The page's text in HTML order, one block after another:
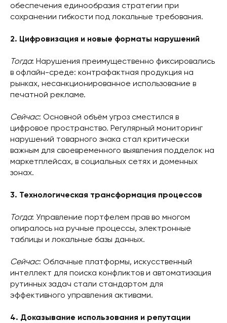
обеспечения единообразия стратегии при
сохранении гибкости под локальные требования.
2. Цифровизация и новые форматы нарушений
Тогда: Нарушения преимущественно фиксировались
в офлайн-среде: контрафактная продукция на
рынках, несанкционированное использование в
печатной рекламе.
Сейчас: Основной объём угроз сместился в
цифровое пространство. Регулярный мониторинг
нарушений товарного знака стал критически
важным для своевременного выявления подделок на
маркетплейсах, в социальных сетях и доменных
зонах.
3. Технологическая трансформация процессов
Тогда: Управление портфелем прав во многом
опиралось на ручные процессы, электронные
таблицы и локальные базы данных.
Сейчас: Облачные платформы, искусственный
интеллект для поиска конфликтов и автоматизация
рутинных задач стали стандартом для
эффективного управления активами.
4. Доказывание использования и репутации